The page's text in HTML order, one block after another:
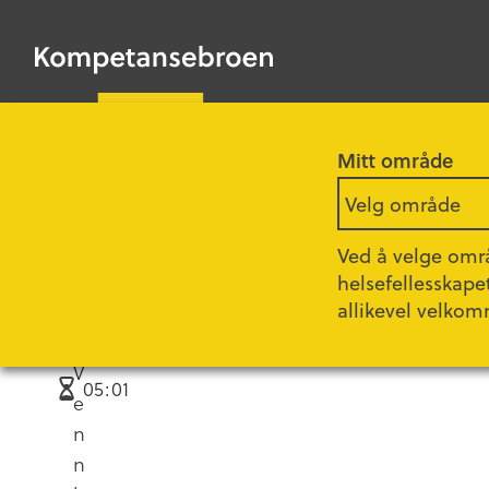
Mitt område
Velg område
Ved å velge
allikevel
HOVEDINNHOLD
Kompetansebroen
Look beyond
05:01
V
e
n
n